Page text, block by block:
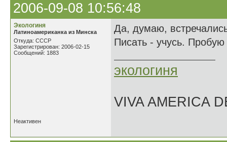
2006-09-08 10:56:48
Экологиня
Латиноамериканка из Минска
Откуда: СССР
Зарегистрирован: 2006-02-15
Сообщений: 1883
Да, думаю,
Писать - учусь.
экологиня
VIVA AMERICA
Неактивен